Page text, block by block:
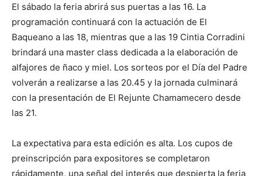
El sábado la feria abrirá sus puertas a las 16. La
programación continuará con la actuación de El
Baqueano a las 18, mientras que a las 19 Cintia Corradini
brindará una master class dedicada a la elaboración de
alfajores de ñaco y miel. Los sorteos por el Día del Padre
volverán a realizarse a las 20.45 y la jornada culminará
con la presentación de El Rejunte Chamamecero desde
las 21.
La expectativa para esta edición es alta. Los cupos de
preinscripción para expositores se completaron
rápidamente, una señal del interés que despierta la feria